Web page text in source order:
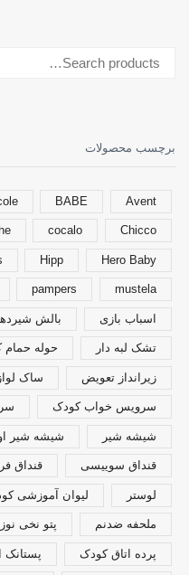
جستجو برای:
برچسب محصولات
Avent
BABE
Chicco
cocalo
Hero Baby
Hipp
mustela
pampers
اسباب بازی بالش
تشک لبه دار حوله حمام
زیرانداز تعویض ساک
سرویس خواب کودک
شیشه شیر شیشه شیر
قنداق سوییسی قنداق
لوستر لیوان آموزشی
ملحفه ضدنم پتو نخی
پرده اتاق کودک پستانک